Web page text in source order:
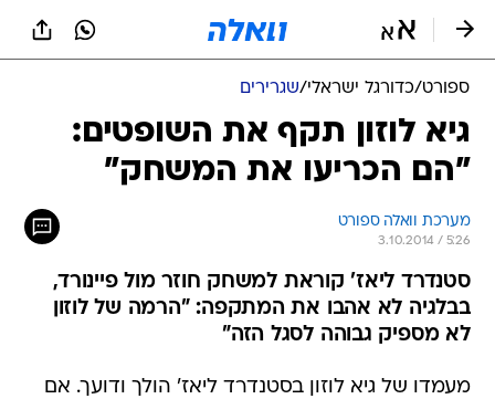
ספורט/כדורגל ישראלי/שגרירים
גיא לוזון תקף את השופטים:
"הם הכריעו את המשחק"
מערכת וואלה ספורט
3.10.2014 / 5:26
סטנדרד ליאז' קוראת למשחק חוזר מול פיינורד,
בבלגיה לא אהבו את המתקפה: "הרמה של לוזון
לא מספיק גבוהה לסגל הזה"
מעמדו של גיא לוזון בסטנדרד ליאז' הולך ודועך. אם